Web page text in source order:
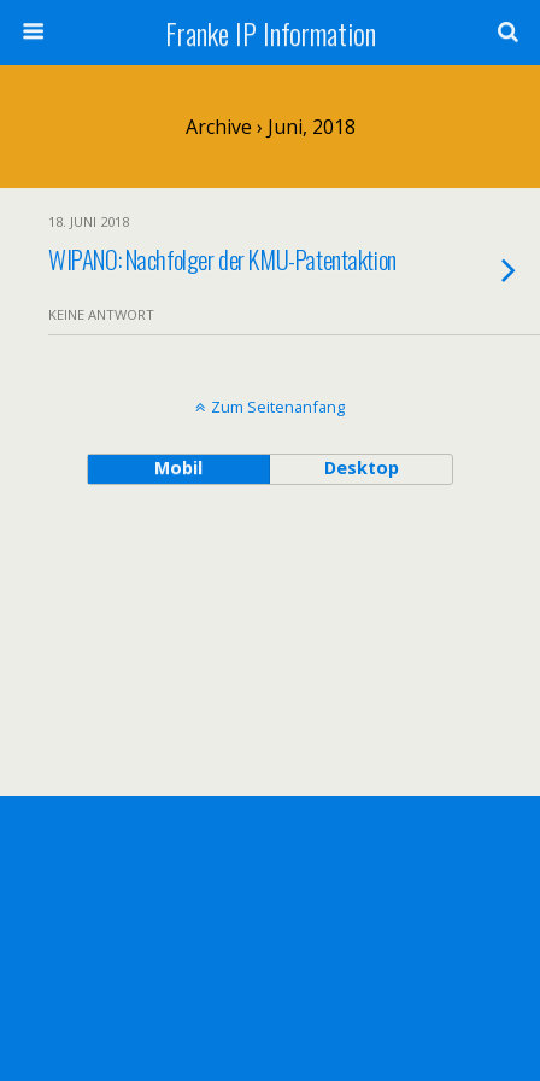
Franke IP Information
Archive › Juni, 2018
18. JUNI 2018
WIPANO: Nachfolger der KMU-Patentaktion
KEINE ANTWORT
Zum Seitenanfang
Mobil Desktop